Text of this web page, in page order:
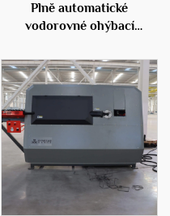
Plně automatické
vodorovné ohýbací